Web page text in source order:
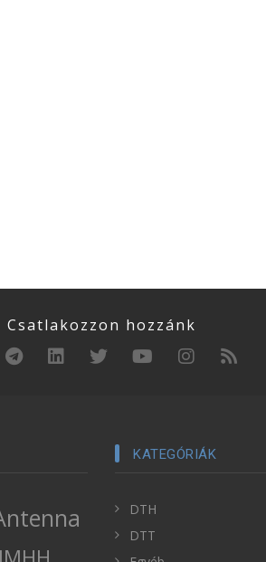
Csatlakozzon hozzánk
KATEGÓRIÁK
DTH
DTT